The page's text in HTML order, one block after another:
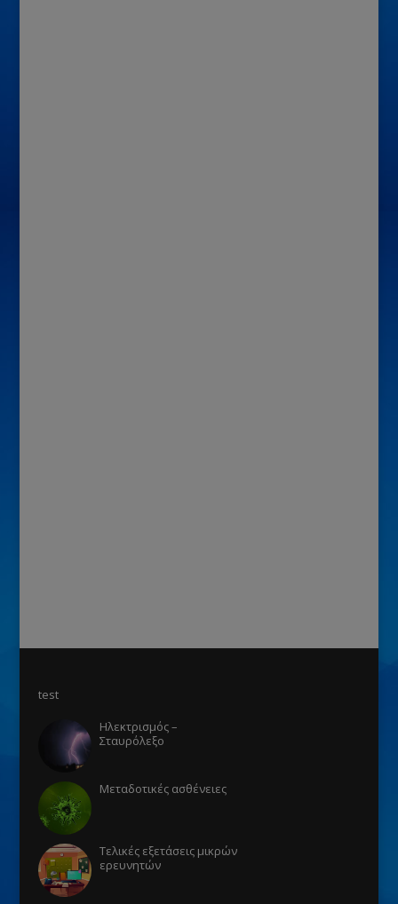
test
Ηλεκτρισμός –
Σταυρόλεξο
Μεταδοτικές ασθένειες
Τελικές εξετάσεις μικρών
ερευνητών